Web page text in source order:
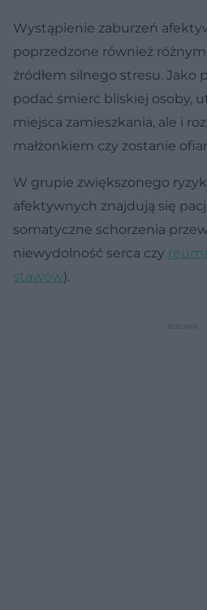
Wystąpienie zaburzeń
poprzedzone również
źródłem silnego stresu. Jako
podać śmierć bliskiej osoby,
miejsca zamieszkania, ale i
małżonkiem czy zostanie
W grupie zwiększonego
afektywnych znajdują się
somatyczne schorzenia
niewydolność serca czy
stawów).